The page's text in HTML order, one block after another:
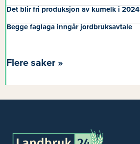
Det blir fri produksjon av kumelk i 2024
Begge faglaga inngår jordbruksavtale
Flere saker »